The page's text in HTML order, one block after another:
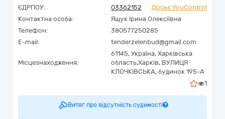
ЄДРПОУ:
03362152
Досьє YouControl
Контактна особа:
Ящук Ірина Олексіївна
Телефон:
380577250285
E-mail:
tenderzelenbud@gmail.com
Місцезнаходження:
61145, Україна, Харківська
область,Харків, ВУЛИЦЯ
КЛОЧКІВСЬКА, будинок 195-А
1
Витяг про відсутність судимості